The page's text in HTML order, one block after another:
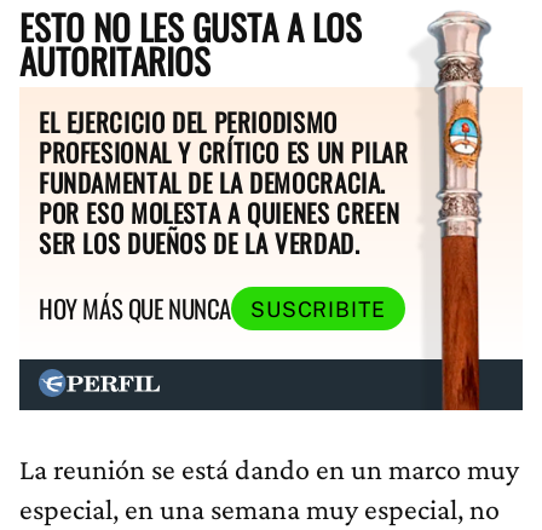
ESTO NO LES GUSTA A LOS
AUTORITARIOS
EL EJERCICIO DEL PERIODISMO
PROFESIONAL Y CRÍTICO ES UN PILAR
FUNDAMENTAL DE LA DEMOCRACIA.
POR ESO MOLESTA A QUIENES CREEN
SER LOS DUEÑOS DE LA VERDAD.
HOY MÁS QUE NUNCA
SUSCRIBITE
La reunión se está dando en un marco muy
especial, en una semana muy especial, no